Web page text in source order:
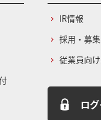
IR情報
採用・募集
従業員向
ロ